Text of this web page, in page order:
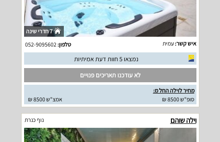
7 חדרי שינה
איש קשר:עמית טלפון:
נמצאו 5 חוות דעת אמיתיות
לא עודכנו תאריכים פנויים
מחיר לוילה החל מ:
סופ"ש 8500 ₪
אמצ"ש 8500 ₪
וילה שוהם נוף כנרת